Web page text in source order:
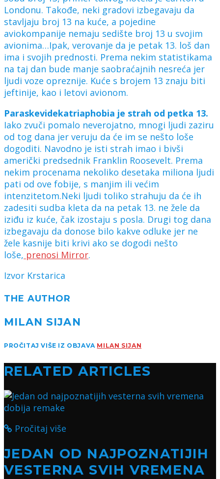
Londonu. Takođe, neki gradovi izbegavaju da
stavljaju broj 13 na kuće, a pojedine
aviokompanije nemaju sedište broj 13 u svojim
avionima…Ipak, verovanje da je petak 13. loš dan
ima i svojih prednosti. Prema nekim statistikama
na taj dan bude manje saobraćajnih nesreća jer
ljudi voze opreznije. Kuće s brojem 13 znaju biti
jeftinije, kao i letovi avionom.
Paraskevidekatriaphobia je strah od petka 13.
Iako zvuči pomalo neverojatno, mnogi ljudi zaziru
od tog dana jer veruju da će im se nešto loše
dogoditi. Navodno je isti strah imao i bivši
američki predsednik Franklin Roosevelt. Prema
nekim procenama nekoliko desetaka miliona ljudi
pati od ove fobije, s manjim ili većim
intenzitetom.Neki ljudi toliko strahuju da će ih
zadesiti sudba kleta da na petak 13. ne žele da
iziđu iz kuće, čak izostaju s posla. Drugi tog dana
izbegavaju da donose bilo kakve odluke jer ne
žele kasnije biti krivi ako se dogodi nešto
loše, prenosi Mirror.
Izvor Krstarica
THE AUTHOR
MILAN SIJAN
PROČITAJ VIŠE IZ OBJAVA MILAN SIJAN
RELATED ARTICLES
Pročitaj više
JEDAN OD NAJPOZNATIJIH
VESTERNA SVIH VREMENA